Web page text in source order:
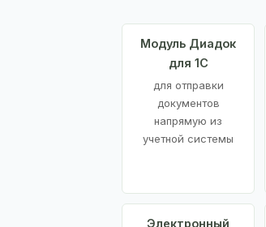
Модуль Диадок
для 1С
для отправки
документов
напрямую из
учетной системы
Электронный